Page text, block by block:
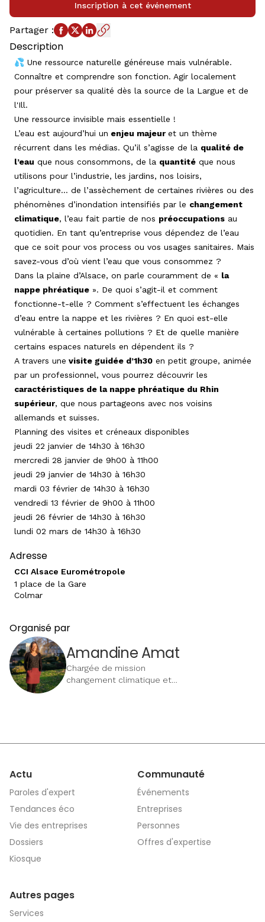
Inscription à cet événement
Partager :
Description
💦 Une ressource naturelle généreuse mais vulnérable.
Connaître et comprendre son fonction. Agir localement
pour préserver sa qualité dès la source de la Largue et de
l'Ill.
Une ressource invisible mais essentielle !
L’eau est aujourd’hui un enjeu majeur et un thème
récurrent dans les médias. Qu’il s’agisse de la qualité de
l’eau que nous consommons, de la quantité que nous
utilisons pour l’industrie, les jardins, nos loisirs,
l’agriculture… de l’assèchement de certaines rivières ou des
phénomènes d’inondation intensifiés par le changement
climatique, l’eau fait partie de nos préoccupations au
quotidien. En tant qu’entreprise vous dépendez de l’eau
que ce soit pour vos process ou vos usages sanitaires. Mais
savez-vous d’où vient l’eau que vous consommez ?
Dans la plaine d’Alsace, on parle couramment de « la
nappe phréatique ». De quoi s’agit-il et comment
fonctionne-t-elle ? Comment s’effectuent les échanges
d’eau entre la nappe et les rivières ? En quoi est-elle
vulnérable à certaines pollutions ? Et de quelle manière
certains espaces naturels en dépendent ils ?
A travers une visite guidée d’1h30 en petit groupe, animée
par un professionnel, vous pourrez découvrir les
caractéristiques de la nappe phréatique du Rhin
supérieur, que nous partageons avec nos voisins
allemands et suisses.
Planning des visites et créneaux disponibles
jeudi 22 janvier de 14h30 à 16h30
mercredi 28 janvier de 9h00 à 11h00
jeudi 29 janvier de 14h30 à 16h30
mardi 03 février de 14h30 à 16h30
vendredi 13 février de 9h00 à 11h00
jeudi 26 février de 14h30 à 16h30
lundi 02 mars de 14h30 à 16h30
Adresse
CCI Alsace Eurométropole
1 place de la Gare
Colmar
Organisé par
Amandine Amat
Chargée de mission
changement climatique et
Actu
Paroles d'expert
Tendances éco
Vie des entreprises
Dossiers
Kiosque
Communauté
Événements
Entreprises
Personnes
Offres d'expertise
Autres pages
Services